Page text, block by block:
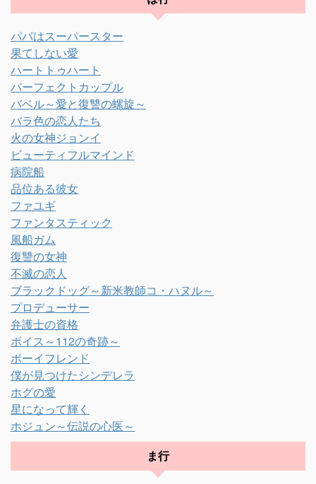
パパはスーパースター
果てしない愛
ハートトゥハート
パーフェクトカップル
バベル～愛と復讐の螺旋～
バラ色の恋人たち
火の女神ジョンイ
ビューティフルマインド
病院船
品位ある彼女
ファユギ
ファンタスティック
風船ガム
復讐の女神
不滅の恋人
ブラックドッグ～新米教師コ・ハヌル～
プロデューサー
弁護士の資格
ボイス～112の奇跡～
ボーイフレンド
僕が見つけたシンデレラ
ホグの愛
星になって輝く
ホジュン～伝説の心医～
ま行